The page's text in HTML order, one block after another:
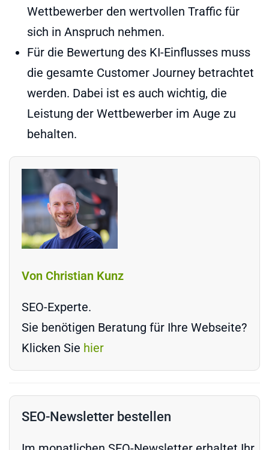
Wettbewerber den wertvollen Traffic für
sich in Anspruch nehmen.
Für die Bewertung des KI-Einflusses muss
die gesamte Customer Journey betrachtet
werden. Dabei ist es auch wichtig, die
Leistung der Wettbewerber im Auge zu
behalten.
Von Christian Kunz
SEO-Experte.
Sie benötigen Beratung für Ihre Webseite?
Klicken Sie hier
SEO-Newsletter bestellen